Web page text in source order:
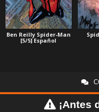
Ben Reilly Spider-Man
[5/5] Español
¡Antes